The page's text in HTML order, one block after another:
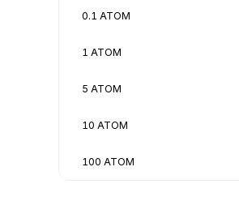
0.1 ATOM
1 ATOM
5 ATOM
10 ATOM
100 ATOM